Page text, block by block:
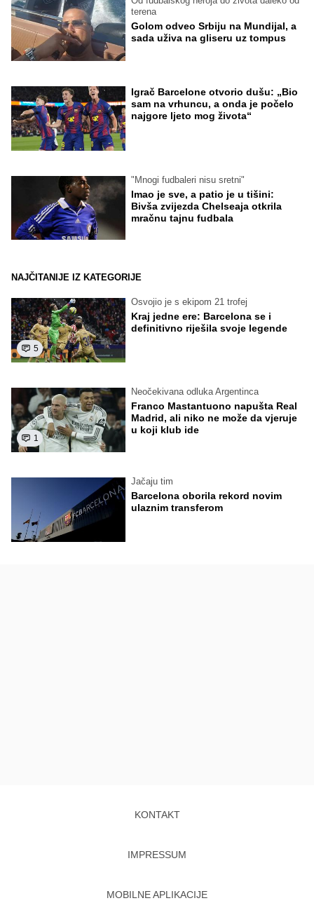
terena
Golom odveo Srbiju na Mundijal, a
sada uživa na gliseru uz tompus
Igrač Barcelone otvorio dušu: „Bio
sam na vrhuncu, a onda je počelo
najgore ljeto mog života“
"Mnogi fudbaleri nisu sretni"
Imao je sve, a patio je u tišini:
Bivša zvijezda Chelseaja otkrila
mračnu tajnu fudbala
NAJČITANIJE IZ KATEGORIJE
5
Osvojio je s ekipom 21 trofej
Kraj jedne ere: Barcelona se i
definitivno riješila svoje legende
1
Neočekivana odluka Argentinca
Franco Mastantuono napušta Real
Madrid, ali niko ne može da vjeruje
u koji klub ide
Jačaju tim
Barcelona oborila rekord novim
ulaznim transferom
KONTAKT
IMPRESSUM
MOBILNE APLIKACIJE